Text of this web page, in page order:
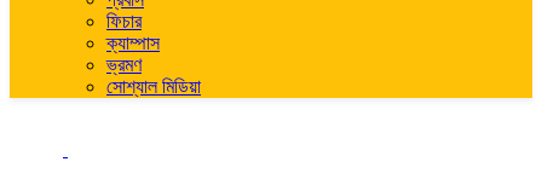
ফিচার
ক্যাম্পাস
ভ্রমণ
সোশ্যাল মিডিয়া